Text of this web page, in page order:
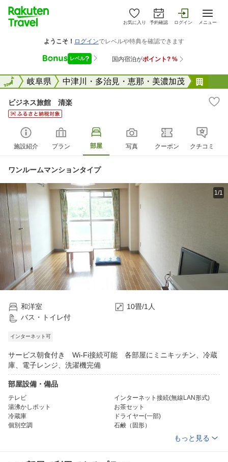
お気に入り 予約確認 ログイン メニュー
全国岐阜県 中津川・多治見・恵那・美濃加茂
全国
ビジネス旅館 清楽
施設紹介 プラン 部屋 写真 クーポン クチコミ
ワンルームマンションタイプ
1/1
和洋室
10畳/1人
バス・トイレ付
インターネット可
サービス朝食付き Wi-Fi接続可能 各部屋にミニキッチン、冷蔵
庫、電子レンジ、洗濯機完備
部屋設備・備品
テレビ
インターネット接続(無線LAN形式)
湯沸かしポット
お茶セット
冷蔵庫
ドライヤー(一部)
個別空調
石鹸（固形）
もっと見る